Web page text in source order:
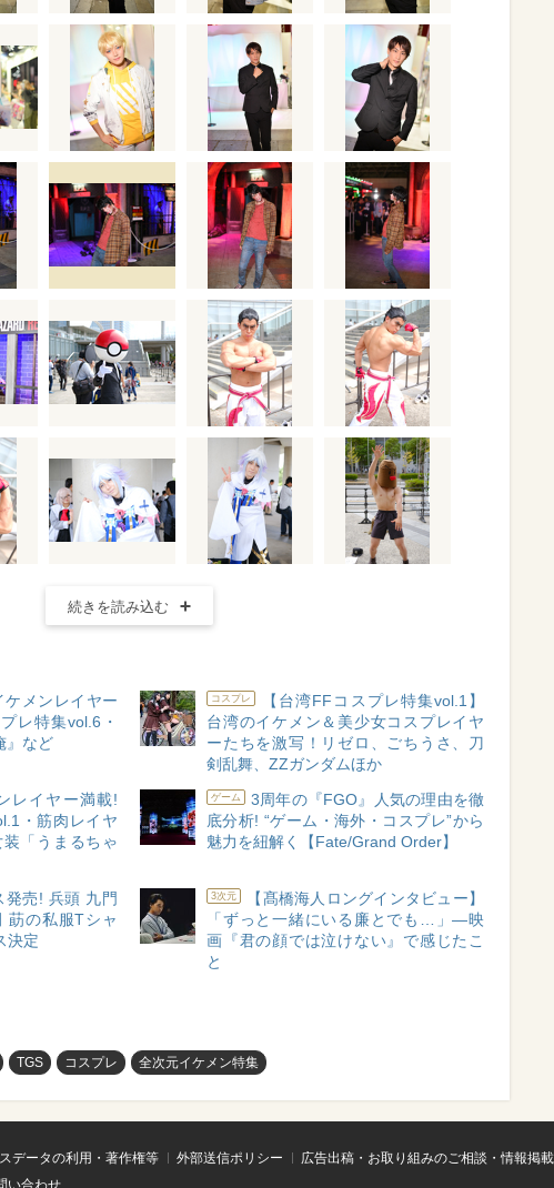
続きを読み込む
ケメンレイヤー
レ特集vol.6・
』など
コスプレ
【台湾FFコスプレ特集vol.1】
台湾のイケメン＆美少女コスプレイヤ
ーたちを激写！リゼロ、ごちうさ、刀
剣乱舞、ZZガンダムほか
レイヤー満載!
・筋肉レイヤ
「うまるちゃ
ゲーム
3周年の『FGO』人気の理由を徹
底分析! “ゲーム・海外・コスプレ”から
魅力を紐解く【Fate/Grand Order】
発売! 兵頭 九門
莇の私服Tシャ
決定
3次元
【髙橋海人ロングインタビュー】
「ずっと一緒にいる廉とでも…」―映
画『君の顔では泣けない』で感じたこ
と
TGS コスプレ 全次元イケメン特集
データの利用・著作権等 外部送信ポリシー
広告出稿・お取り組みのご相談・情報掲
い合わせ